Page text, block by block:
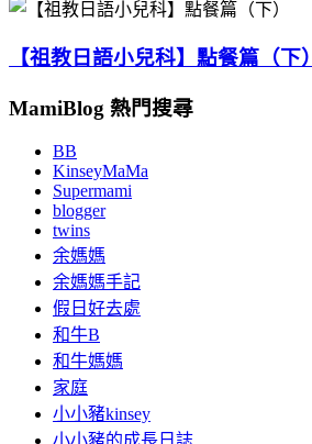
【祖教日語小兒科】點餐篇（下）
MamiBlog 熱門搜尋
BB
KinseyMaMa
Supermami
blogger
twins
余媽媽
余媽媽手記
假日好去處
和牛B
和牛媽媽
家庭
小小豬kinsey
小小豬的成長日誌